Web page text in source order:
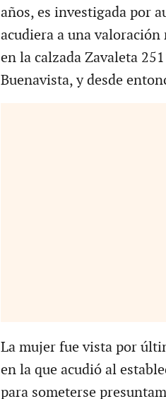
años, es investigada por
acudiera a una
en la calzada Zavaleta
Buenavista, y desde
La mujer fue vista por
en la que acudió al
para someterse